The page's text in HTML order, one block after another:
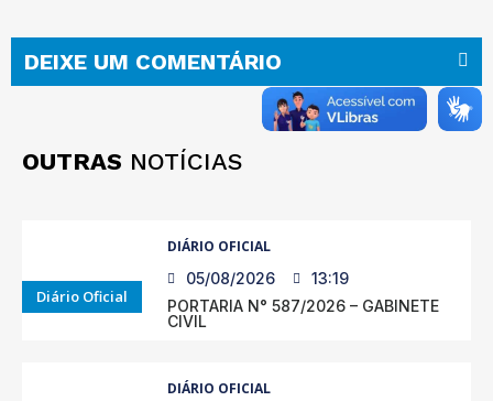
DEIXE UM COMENTÁRIO
OUTRAS NOTÍCIAS
Diário Oficial
DIÁRIO OFICIAL
05/08/2026
13:19
PORTARIA N° 587/2026 – GABINETE
CIVIL
DIÁRIO OFICIAL